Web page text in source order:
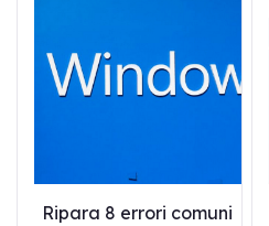
Ripara 8 errori comuni